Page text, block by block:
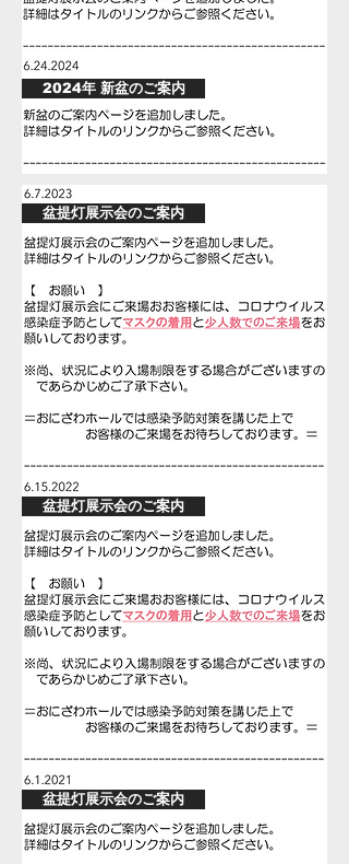
2024年 新盆のご案内
盆提灯展示会のご案内
盆提灯展示会のご案内
盆提灯展示会のご案内